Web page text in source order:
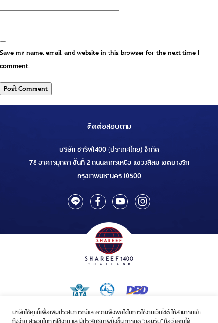
บริษัทใช้คุกกี้เพื่อเพิ่มประสบการณ์และความพึงพอใจในการใช้งานเว็บไซต์ ให้สามารถเข้า
ถึงง่าย สะดวกในการใช้งาน และมีประสิทธิภาพยิ่งขึ้น การกด “ยอมรับ” ถือว่าคุณได้
Save my name, email, and website in this browser for the next time I
comment.
ติดต่อสอบถาม
บริษัท ชารีฟ1400 (ประเทศไทย) จำกัด
78 อาคารมุกดา ชั้นที่ 2 ถนนสาทรเหนือ แขวงสีลม เขตบางรัก
กรุงเทพมหานคร 10500
ใบอนุญาตเป็นผู้ประกอบกิจการรับจัดบริการขนส่งในกิจการฮัจย์เลขที่ 1/2568